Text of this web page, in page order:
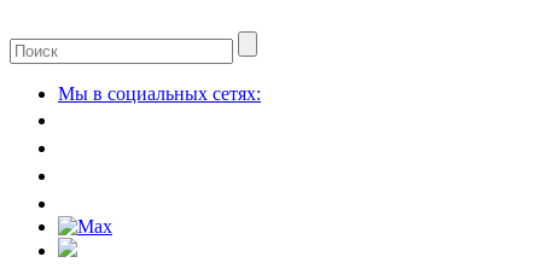
Мы в социальных сетях: